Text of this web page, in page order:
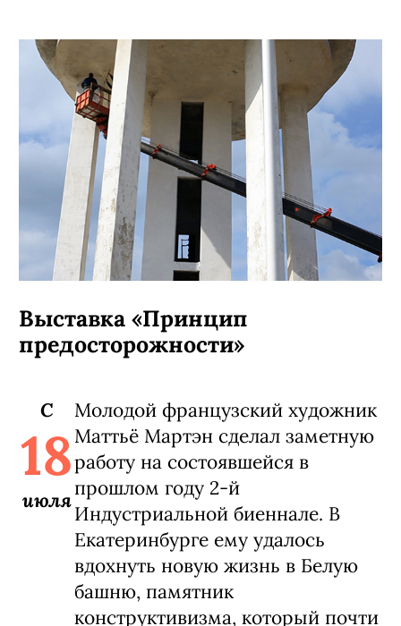
Выставка «Принцип
предосторожности»
C
18
июля
Молодой французский художник
Маттьё Мартэн сделал заметную
работу на состоявшейся в
прошлом году 2-й
Индустриальной биеннале. В
Екатеринбурге ему удалось
вдохнуть новую жизнь в Белую
башню, памятник
конструктивизма, который почти